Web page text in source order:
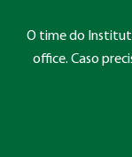
O time do
office. Caso